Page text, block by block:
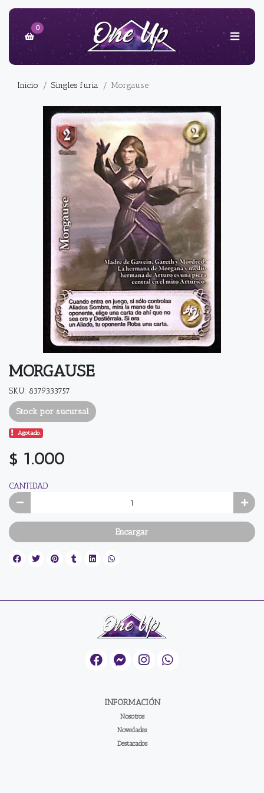
0
Inicio Singles furia Morgause
MORGAUSE
SKU: 8379333757
Stock por sucursal
Agotado.
$ 1.000
CANTIDAD
Encargar
INFORMACIÓN
Nosotros
Novedades
Destacados